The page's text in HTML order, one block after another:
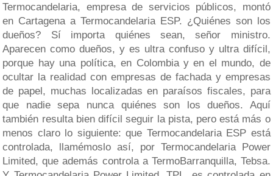
Termocandelaria, empresa de servicios públicos, montó
en Cartagena a Termocandelaria ESP. ¿Quiénes son los
dueños? Sí importa quiénes sean, señor ministro.
Aparecen como dueños, y es ultra confuso y ultra difícil,
porque hay una política, en Colombia y en el mundo, de
ocultar la realidad con empresas de fachada y empresas
de papel, muchas localizadas en paraísos fiscales, para
que nadie sepa nunca quiénes son los dueños. Aquí
también resulta bien difícil seguir la pista, pero está más o
menos claro lo siguiente: que Termocandelaria ESP está
controlada, llamémoslo así, por Termocandelaria Power
Limited, que además controla a TermoBarranquilla, Tebsa.